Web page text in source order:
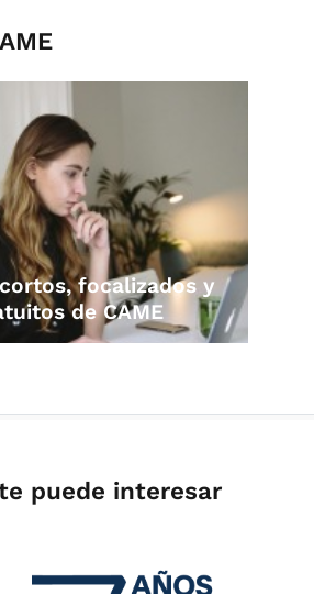
focalizados y
de CAME
puede interesar